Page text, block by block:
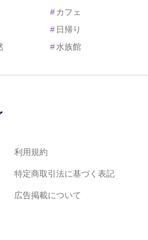
# カフェ
# 日帰り
#水族館
利用規約
特定商取引法に基づく表記
広告掲載について